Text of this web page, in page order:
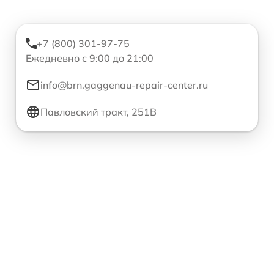
+7 (800) 301-97-75
Ежедневно с 9:00 до 21:00
info@brn.gaggenau-repair-center.ru
Павловский тракт, 251В